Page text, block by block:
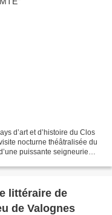
d’art et d’histoire du Clos
nocturne théâtralisée du
puissante seigneurie
littéraire de
de Valognes